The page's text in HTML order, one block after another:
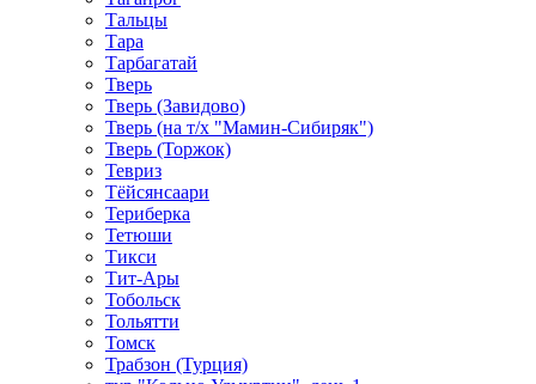
Тальцы
Тара
Тарбагатай
Тверь
Тверь (Завидово)
Тверь (на т/х "Мамин-Сибиряк")
Тверь (Торжок)
Тевриз
Тёйсянсаари
Териберка
Тетюши
Тикси
Тит-Ары
Тобольск
Тольятти
Томск
Трабзон (Турция)